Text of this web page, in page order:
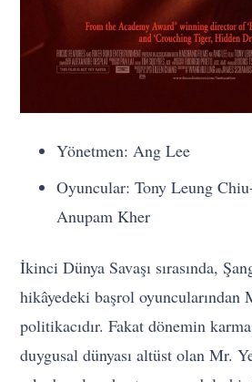
Yönetmen: Ang Lee
Oyuncular: Tony Leung
Anupam Kher
İkinci Dünya Savaşı sırasında,
hikâyedeki başrol
politikacıdır. Fakat dönemin
duygusal dünyası altüst olan Mr.